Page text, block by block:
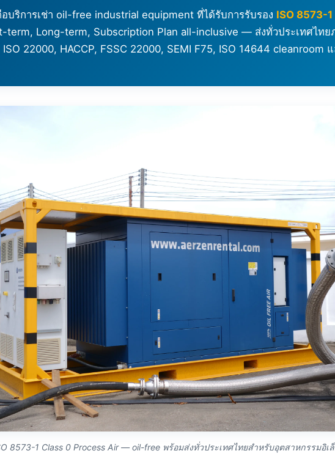
บริการเช่า oil-free industrial equipment ที่ได้รับการรับรอง ISO 8573-
term, Long-term, Subscription Plan all-inclusive — ส่งทั่วประเทศไท
22000, HACCP, FSSC 22000, SEMI F75, ISO 14644 cleanroom
8573-1 Class 0 Process Air — oil-free พร้อมส่งทั่วประเทศไทยสำหรับอุตสาหกรรมอิ